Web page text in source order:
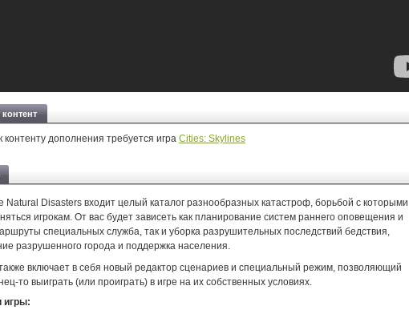
контенту дополнения требуется игра Cities: Skylines
Natural Disasters входит целый каталог разнообразных катастроф, борьбой с которыми
игрокам. От вас будет зависеть как планирование систем раннего оповещения и
специальных служба, так и уборка разрушительных последствий бедствия,
разрушенного города и поддержка населения.
включает в себя новый редактор сценариев и специальный режим, позволяющий
то выиграть (или проиграть) в игре на их собственных условиях.
игры: